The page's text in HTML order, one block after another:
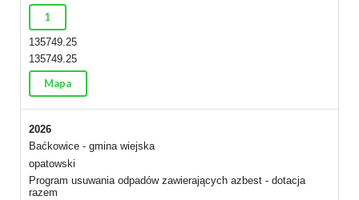
1
135749.25
135749.25
Mapa
2026
Baćkowice - gmina wiejska
opatowski
Program usuwania odpadów zawierających azbest - dotacja
razem